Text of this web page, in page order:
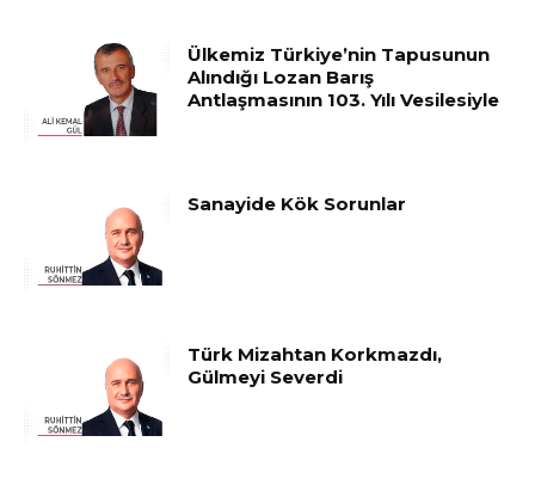
Ülkemiz Türkiye’nin Tapusunun
Alındığı Lozan Barış
Antlaşmasının 103. Yılı Vesilesiyle
Sanayide Kök Sorunlar
Türk Mizahtan Korkmazdı,
Gülmeyi Severdi